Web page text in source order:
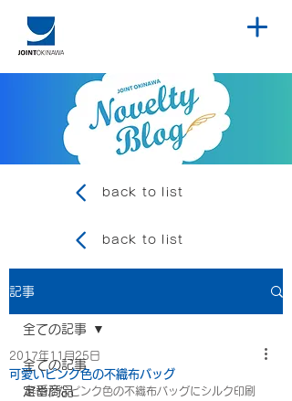
back to list
back to list
記事
全ての記事
定番商品
全ての記事
可愛いピンク色の不織布バッグ
2017年11月25日
鮮やかなピンク色の不織布バッグにシルク印刷